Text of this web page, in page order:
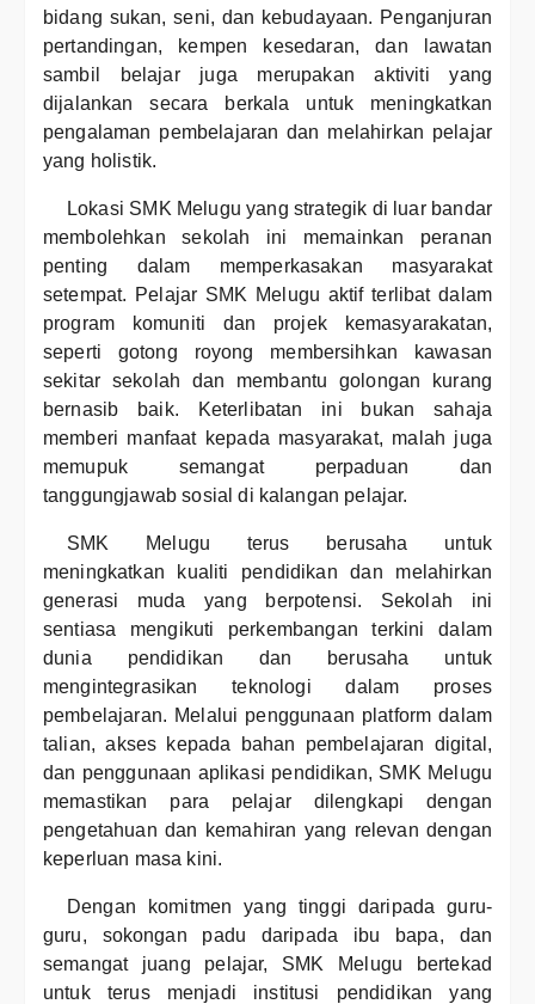
bidang sukan, seni, dan kebudayaan. Penganjuran
pertandingan, kempen kesedaran, dan lawatan
sambil belajar juga merupakan aktiviti yang
dijalankan secara berkala untuk meningkatkan
pengalaman pembelajaran dan melahirkan pelajar
yang holistik.
Lokasi SMK Melugu yang strategik di luar bandar
membolehkan sekolah ini memainkan peranan
penting dalam memperkasakan masyarakat
setempat. Pelajar SMK Melugu aktif terlibat dalam
program komuniti dan projek kemasyarakatan,
seperti gotong royong membersihkan kawasan
sekitar sekolah dan membantu golongan kurang
bernasib baik. Keterlibatan ini bukan sahaja
memberi manfaat kepada masyarakat, malah juga
memupuk semangat perpaduan dan
tanggungjawab sosial di kalangan pelajar.
SMK Melugu terus berusaha untuk
meningkatkan kualiti pendidikan dan melahirkan
generasi muda yang berpotensi. Sekolah ini
sentiasa mengikuti perkembangan terkini dalam
dunia pendidikan dan berusaha untuk
mengintegrasikan teknologi dalam proses
pembelajaran. Melalui penggunaan platform dalam
talian, akses kepada bahan pembelajaran digital,
dan penggunaan aplikasi pendidikan, SMK Melugu
memastikan para pelajar dilengkapi dengan
pengetahuan dan kemahiran yang relevan dengan
keperluan masa kini.
Dengan komitmen yang tinggi daripada guru-
guru, sokongan padu daripada ibu bapa, dan
semangat juang pelajar, SMK Melugu bertekad
untuk terus menjadi institusi pendidikan yang